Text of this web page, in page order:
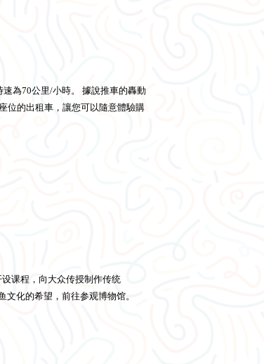
為70公里/小時。 據說推車的轟動
位的出租車，讓您可以隨意體驗購
课程，向大众传授制作传统
化的希望，前往参观博物馆。